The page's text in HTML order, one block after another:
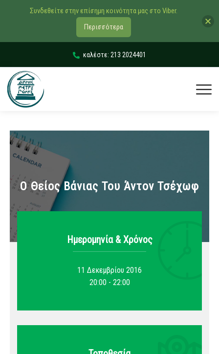
καλέστε: 213 2024401
Ο Θείος Βάνιας Του Άντον Τσέχωφ
Ημερομηνία & Xρόνος
11 Δεκεμβρίου 2016
20:00 - 22:00
Συνδεθείτε στην επίσημη κοινότητα μας στο Viber.
Περισσότερα